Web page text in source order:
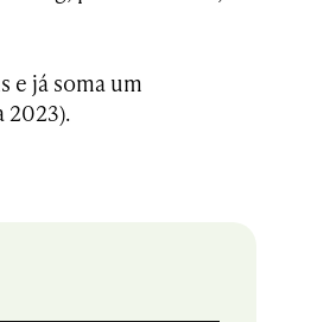
e já soma um
2023).